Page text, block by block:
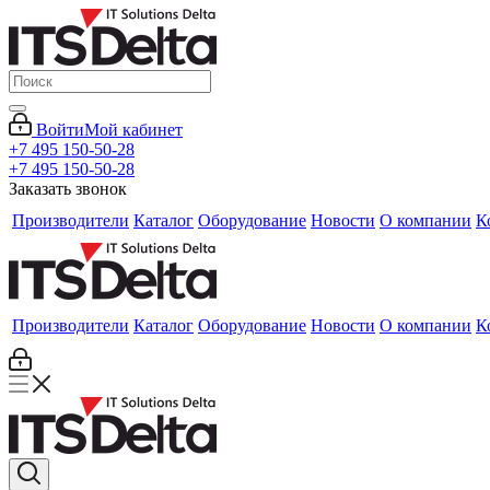
ВойтиМой кабинет
+7 495 150-50-28
+7 495 150-50-28
Заказать звонок
Производители Каталог Оборудование Новости О компании
Производители Каталог Оборудование Новости О компании